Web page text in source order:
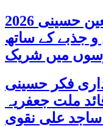
پاکستان بھر میں اربعین حسینی 2026
جذبے کے ساتھ
میں شریک
2026: عزاداری فکر حسینی
ملت جعفریہ
ساجد علی نقوی